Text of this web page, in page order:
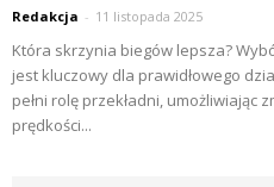
Redakcja - 11 listopada 2025
Która skrzynia biegów lepsza?
jest kluczowy dla prawidłowego
pełni rolę przekładni, umożliwiając
prędkości...